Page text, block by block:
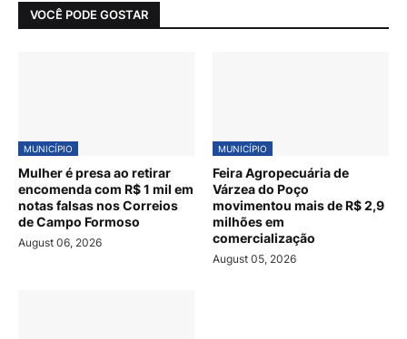
VOCÊ PODE GOSTAR
MUNICÍPIO
Mulher é presa ao retirar
encomenda com R$ 1 mil em
notas falsas nos Correios
de Campo Formoso
August 06, 2026
MUNICÍPIO
Feira Agropecuária de
Várzea do Poço
movimentou mais de R$ 2,9
milhões em
comercialização
August 05, 2026